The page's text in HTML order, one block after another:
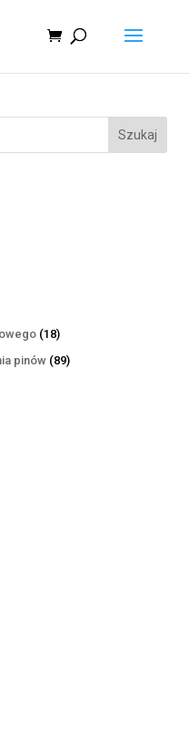
Szukaj
1818
produktów
pinów 8989